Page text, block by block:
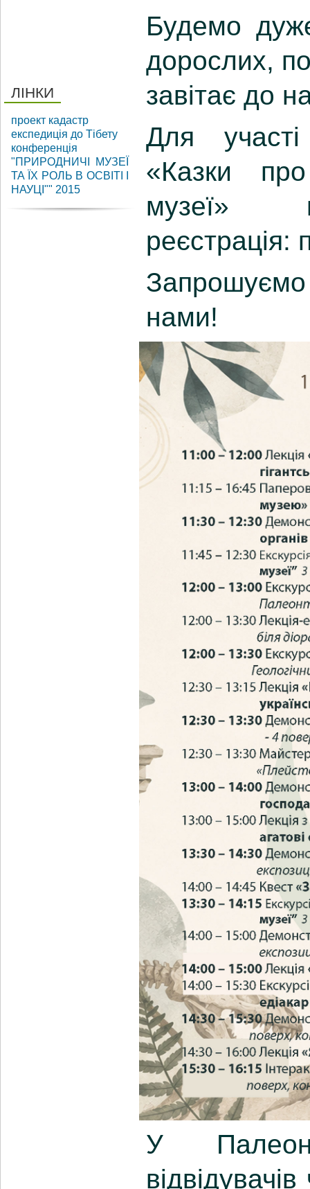
ЛІНКИ
проект кадастр
експедиція до Тібету
конференція
"ПРИРОДНИЧІ МУЗЕЇ
ТА ЇХ РОЛЬ В ОСВІТІ І
НАУЦІ"" 2015
Будемо
дорослих,
завітає до
Для участі
«Казки
музеї»
реєстрація:
нами!
У